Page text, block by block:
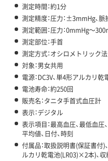
測定時間：約1分
測定精度：圧力：±3mmHg、
測定範囲：圧力：0mmHg～
測定部位：手首
測定方式：オシロメトリック法
対象：男女共用
電源：DC3V、単4形アルカリ乾
電池寿命：約250回
販売名：タニタ手首式血圧計
表示：デジタル
表示項目：最高血圧、最低血圧
平均値、日付、時刻
付属品：取扱説明書(保証書付)
ルカリ乾電池(LR03)×2本)、収